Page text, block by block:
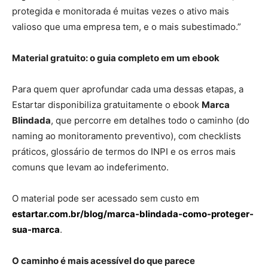
protegida e monitorada é muitas vezes o ativo mais
valioso que uma empresa tem, e o mais subestimado.”
Material gratuito: o guia completo em um ebook
Para quem quer aprofundar cada uma dessas etapas, a
Estartar disponibiliza gratuitamente o ebook Marca
Blindada, que percorre em detalhes todo o caminho (do
naming ao monitoramento preventivo), com checklists
práticos, glossário de termos do INPI e os erros mais
comuns que levam ao indeferimento.
O material pode ser acessado sem custo em
estartar.com.br/blog/marca-blindada-como-proteger-
sua-marca.
O caminho é mais acessível do que parece